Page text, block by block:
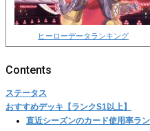
ヒーローデータランキング
ステータス
おすすめデッキ【ランクS1以上】
直近シーズンのカード使用率ラ